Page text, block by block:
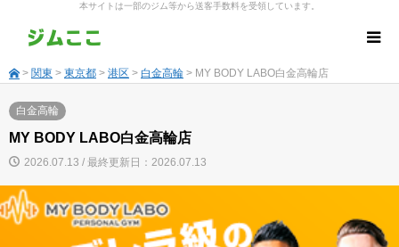
本サイトは一部のジム等から送客手数料を受領しています。
> 関東 > 東京都 > 港区 > 白金高輪 > MY BODY LABO白金高輪店
白金高輪
MY BODY LABO白金高輪店
2026.07.13 / 最終更新日：2026.07.13